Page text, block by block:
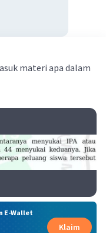
materi apa dalam
E-Wallet
Klaim